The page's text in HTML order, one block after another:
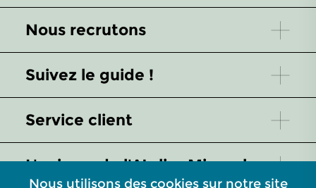
Nous utilisons des cookies sur notre site
Nous recrutons
Suivez le guide !
Service client
L'univers de l'Atelier Missegle